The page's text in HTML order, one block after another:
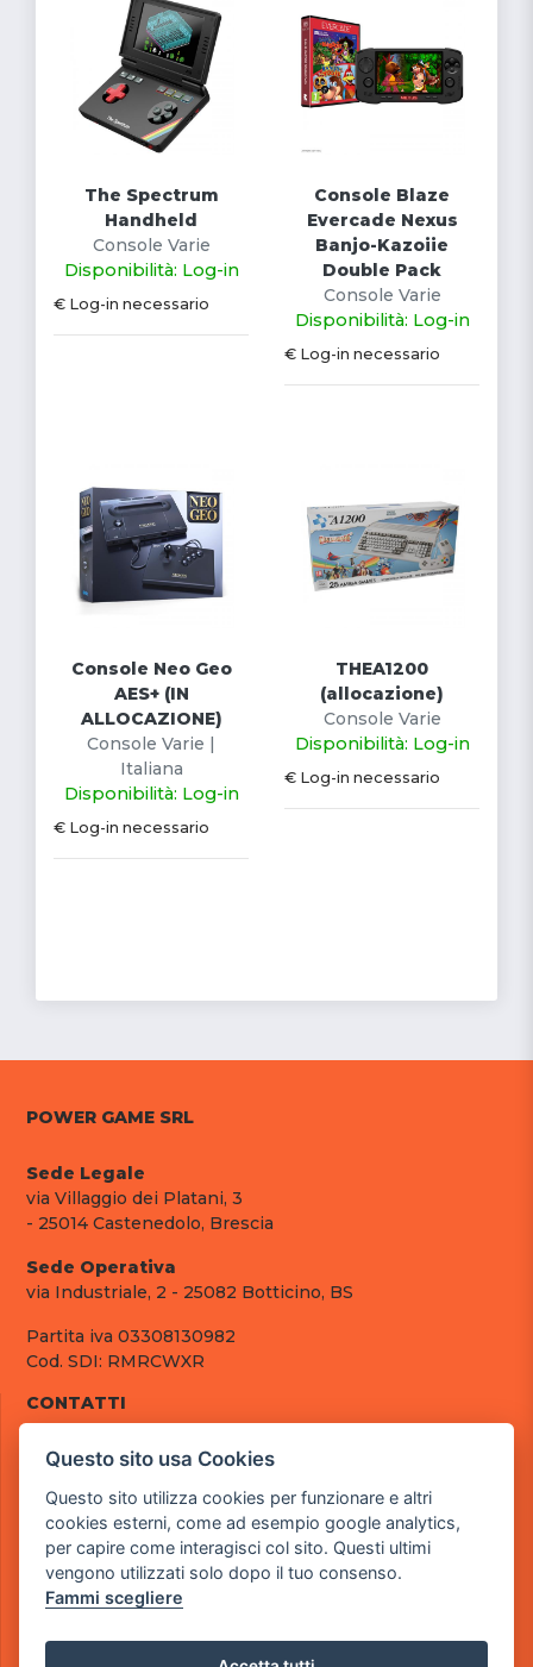
The Spectrum
Handheld
Console Varie
Disponibilità: Log-in
€ Log-in necessario
Console Blaze
Evercade Nexus
Banjo-Kazoiie
Double Pack
Console Varie
Disponibilità: Log-in
€ Log-in necessario
Console Neo Geo
AES+ (IN
ALLOCAZIONE)
Console Varie |
Italiana
Disponibilità: Log-in
€ Log-in necessario
THEA1200
(allocazione)
Console Varie
Disponibilità: Log-in
€ Log-in necessario
POWER GAME SRL
Sede Legale
via Villaggio dei Platani, 3
- 25014 Castenedolo, Brescia
Sede Operativa
via Industriale, 2 - 25082 Botticino, BS
Partita iva 03308130982
Cod. SDI: RMRCWXR
CONTATTI
tel.: +39 030 376 2377
pec: powergamesrl@legalmail.it
LINK UTILI
Chi siamo
Informazioni generali
Questo sito usa Cookies
Questo sito utilizza cookies per funzionare e altri
cookies esterni, come ad esempio google analytics,
per capire come interagisci col sito. Questi ultimi
vengono utilizzati solo dopo il tuo consenso.
Fammi scegliere